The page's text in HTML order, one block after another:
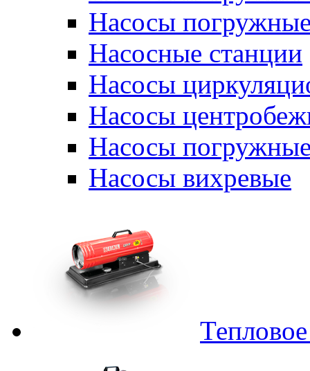
Насосы
Насосные станции
Насосы
Насосы
Насосы
Насосы вихревые